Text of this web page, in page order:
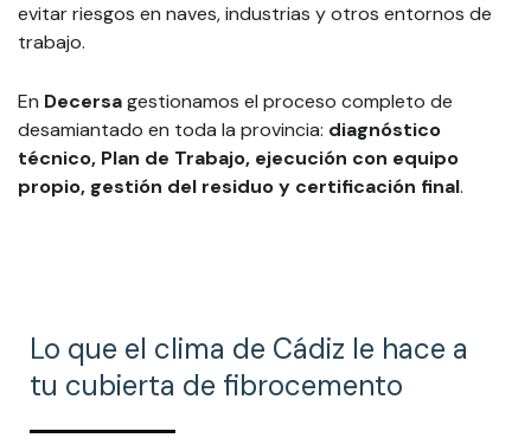
evitar riesgos en naves, industrias y otros entornos de
trabajo.
En Decersagestionamos el proceso completo de
desamiantado en toda la provincia: diagnóstico
técnico, Plan de Trabajo, ejecución con equipo
propio, gestión del residuo y certificación final.
Lo que el clima de Cádiz le hace a
tu cubierta de fibrocemento